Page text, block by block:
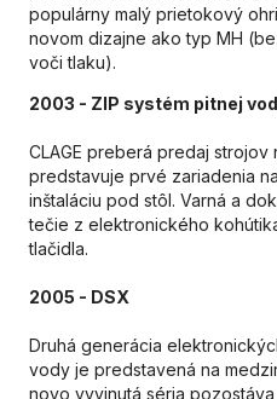
populárny malý prietokový
novom dizajne ako typ MH
voči tlaku).
2003 - ZIP systém pitnej
CLAGE preberá predaj
predstavuje prvé zariadenia
inštaláciu pod stôl. Varná a
tečie z elektronického
tlačidla.
2005 - DSX
Druhá generácia
vody je predstavená na
novo vyvinutá séria